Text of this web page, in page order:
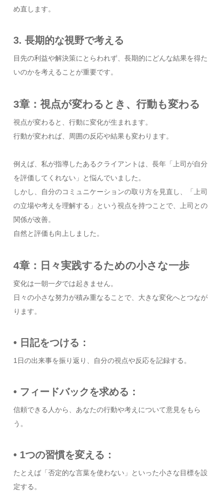
め直します。
3. 長期的な視野で考える
目先の利益や解決策にとらわれず、長期的にどんな結果を得た
いのかを考えることが重要です。
3章：視点が変わるとき、行動も変わる
視点が変わると、行動に変化が生まれます。
行動が変われば、周囲の反応や結果も変わります。
例えば、私が指導したあるクライアントは、長年「上司が自分
を評価してくれない」と悩んでいました。
しかし、自分のコミュニケーションの取り方を見直し、「上司
の立場や考えを理解する」という視点を持つことで、上司との
関係が改善。
自然と評価も向上しました。
4章：日々実践するための小さな一歩
変化は一朝一夕では起きません。
日々の小さな努力が積み重なることで、大きな変化へとつなが
ります。
• 日記をつける：
1日の出来事を振り返り、自分の視点や反応を記録する。
• フィードバックを求める：
信頼できる人から、あなたの行動や考えについて意見をもら
う。
• 1つの習慣を変える：
たとえば「否定的な言葉を使わない」といった小さな目標を設
定する。